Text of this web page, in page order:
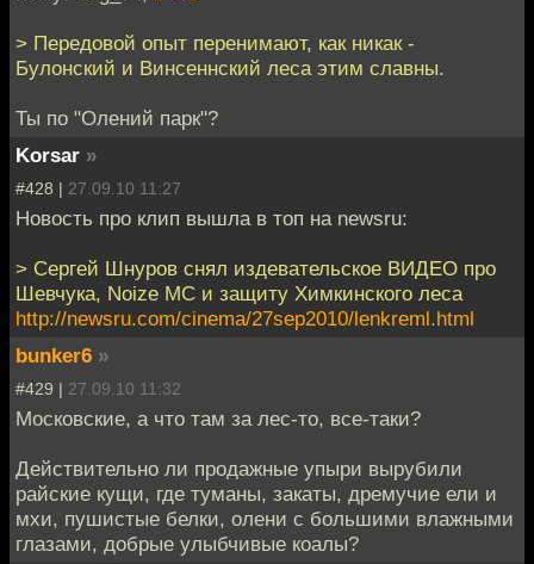
> Передовой опыт перенимают, как никак -
Булонский и Винсеннский леса этим славны.
Ты по "Олений парк"?
Korsar »
#428 | 27.09.10 11:27
Новость про клип вышла в топ на newsru:
> Сергей Шнуров снял издевательское ВИДЕО про
Шевчука, Noize MC и защиту Химкинского леса
http://newsru.com/cinema/27sep2010/lenkreml.html
bunker6 »
#429 | 27.09.10 11:32
Московские, а что там за лес-то, все-таки?
Действительно ли продажные упыри вырубили
райские кущи, где туманы, закаты, дремучие ели и
мхи, пушистые белки, олени с большими влажными
глазами, добрые улыбчивые коалы?